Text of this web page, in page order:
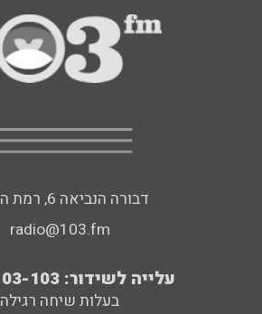
דבורה הנביאה 6, רמת השרון
radio@103.fm
עלייה לשידור: 0552-103-103
בעלות שיחה רגילה